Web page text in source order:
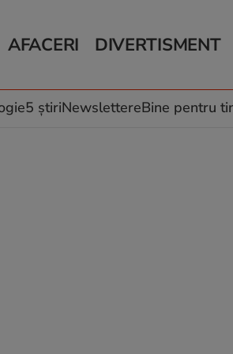
AFACERI
Auto
Locuri de muncă
DIVERTISMENT
Horoscop
Muzică și Filme
5 știriNewslettereBine pentru